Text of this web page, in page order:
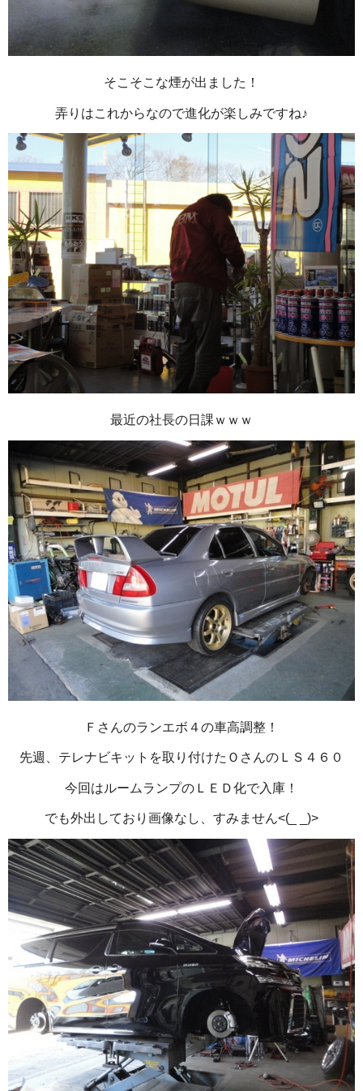
そこそこな煙が出ました！
弄りはこれからなので進化が楽しみですね♪
最近の社長の日課ｗｗｗ
Ｆさんのランエボ４の車高調整！
先週、テレナビキットを取り付けたＯさんのＬＳ４６０
今回はルームランプのＬＥＤ化で入庫！
でも外出しており画像なし、すみません<(_ _)>